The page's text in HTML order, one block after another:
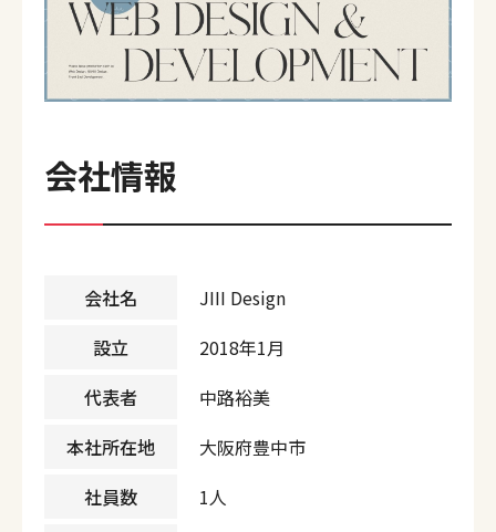
会社情報
会社名
JIII Design
設立
2018年1月
代表者
中路裕美
本社所在地
大阪府豊中市
社員数
1人